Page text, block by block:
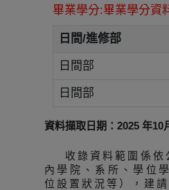
畢業學分:畢業學分資
日間/進修部
日間部
日間部
資料擷取日期：2025 年10
收錄資料範圍係
內學院、系所、學位
位設置狀況等），建